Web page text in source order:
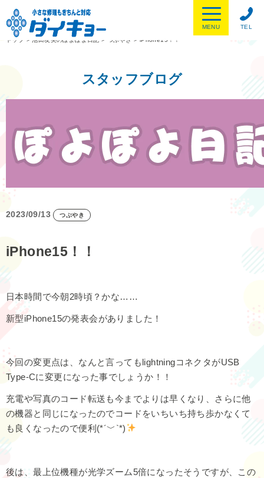
TEL
MENU
トップ
> 池田友美のぽよぽよ日記 > つぶやき > iPhone15！！
スタッフブログ
2023/09/13 つぶやき
iPhone15！！
日本時間で今朝2時頃？かな……
新型iPhone15の発表会がありました！
今回の変更点は、なんと言ってもlightningコネクタがUSB
Type-Cに変更になった事でしょうか！！
充電や写真のコード転送も今までよりは早くなり、さらに他
の機器と同じになったのでコードをいちいち持ち歩かなくて
も良くなったので便利(*´﹀`*)
後は、最上位機種が光学ズーム5倍になったそうですが、この